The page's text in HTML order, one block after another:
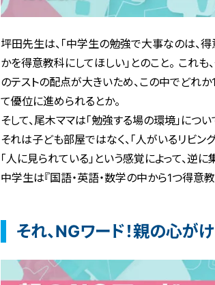
坪田先生は、「中学生の勉強で大事なのは、
かを得意教科にしてほしい」とのこと。 これ
のテストの配点が大きいため、この中でどれ
て優位に進められるとか。
そして、尾木ママは「勉強する場の環境」につ
それは子ども部屋ではなく、「人がいるリビン
「人に見られている」という感覚によって、逆
中学生は『国語・英語・数学の中から1つ得意教
それ、NGワード！親の心が